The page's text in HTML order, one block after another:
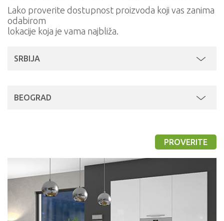
Lako proverite dostupnost proizvoda koji vas zanima
odabirom
lokacije koja je vama najbliža.
SRBIJA
BEOGRAD
PROVERITE